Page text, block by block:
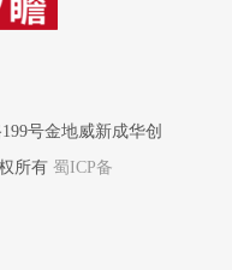
号金地威新成华创
所有蜀ICP备